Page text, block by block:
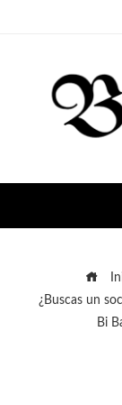
¿Buscas un
Bi